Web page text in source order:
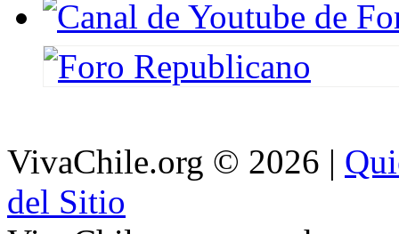
VivaChile.org © 2026 |
del Sitio